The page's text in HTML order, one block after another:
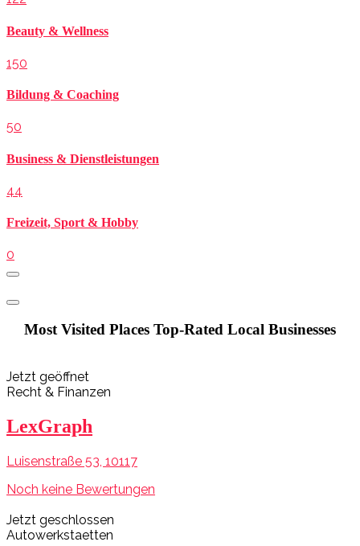
Beauty & Wellness
150
Bildung & Coaching
50
Business & Dienstleistungen
44
Freizeit, Sport & Hobby
0
Most Visited Places Top-Rated Local Businesses
Jetzt geöffnet
Recht & Finanzen
LexGraph
Luisenstraße 53, 10117
Noch keine Bewertungen
Jetzt geschlossen
Autowerkstaetten